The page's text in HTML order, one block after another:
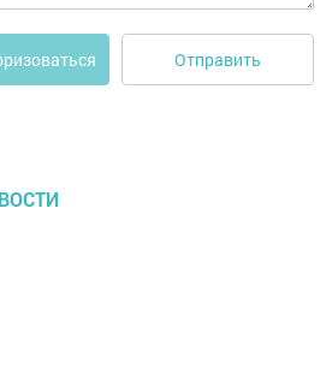
Отправить